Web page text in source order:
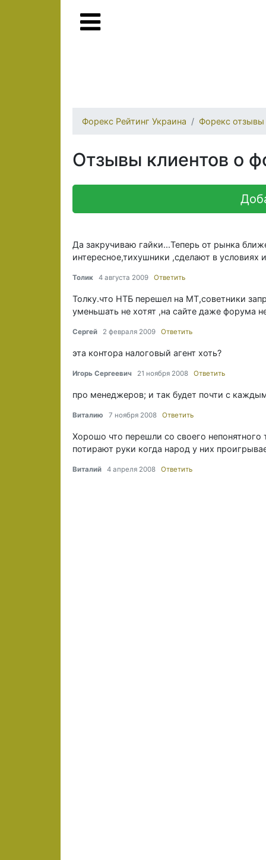
Форекс Рейтинг Украина Форекс отзывы
Отзывы клиентов о
Да закручиваю гайки...Теперь от рынка
интересное,тихушники ,сделают в условиях
Толик 4 августа 2009 Ответить
Толку.что НТБ перешел на МТ,советники
уменьшать не хотят ,на сайте даже форума
Сергей 2 февраля 2009 Ответить
эта контора налоговый агент хоть?
Игорь Сергеевич 21 ноября 2008 Ответить
про менеджеров; и так будет почти с
Виталию 7 ноября 2008 Ответить
Хорошо что перешли со своего
потирают руки когда народ у них
Виталий 4 апреля 2008 Ответить